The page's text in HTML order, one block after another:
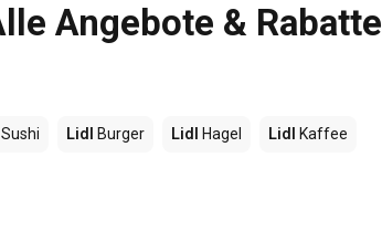
Angebote & Rabatte
Sushi Lidl Burger Lidl Hagel Lidl Kaffee